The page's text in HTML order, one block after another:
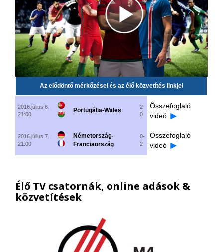
Az elődöntő mérkőzései és az élő közvetítés linkjei
2016.július 6.
21:00
Portugália-Wales
2-
0
Összefoglaló
videó
2016.július 7.
21:00
Németország-
Franciaország
0-
2
Összefoglaló
videó
Élő TV csatornák, online adások &
közvetítések